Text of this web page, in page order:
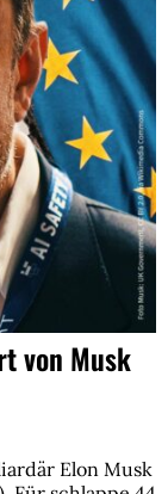
von Musk
Elon Musk